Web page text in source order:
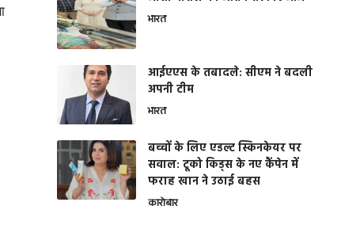
भारत
आईएएस के तबादले: सीएम ने बदली
अपनी टीम
भारत
बच्चों के लिए एडल्ट स्किनकेयर पर
सवाल: टूको किड्स के नए कैंपेन में
फराह खान ने उठाई बहस
कारोबार